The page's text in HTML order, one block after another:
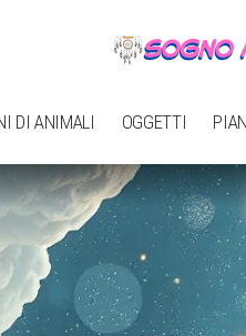
DI ANIMALI OGGETTI